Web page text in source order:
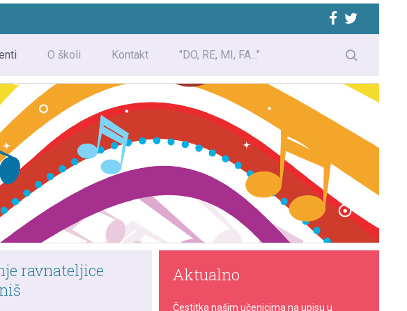
O školi Kontakt "DO, RE, MI, FA..."
ravnateljice
Aktualno
Čestitka našim učenicima na upisu u